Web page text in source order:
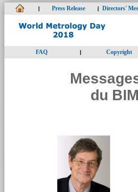
| Press Release | Directors'
FAQ | Copyright
du